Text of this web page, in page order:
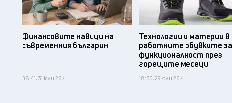
Финансовите навици на
съвременния българин
08:41, 31 юли 26 /
Технологии и материи в
работните обувките за
функционалност през
горещите месеци
18:30, 29 юли 26 /